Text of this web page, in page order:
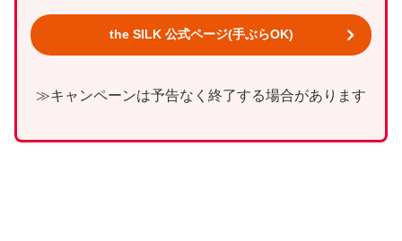
the SILK 公式ページ(手ぶらOK)
≫キャンペーンは予告なく終了する場合があります